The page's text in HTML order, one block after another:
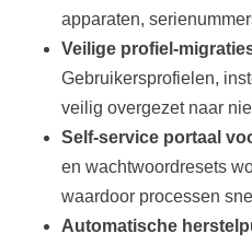
apparaten,
Veilige
Gebruikersprofielen,
veilig overgezet naar
Self‑service portaal
en wachtwoordresets
waardoor processen
Automatische